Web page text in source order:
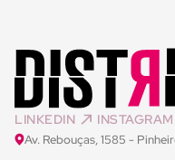
LINKEDIN INSTAGRAM
Av. Rebouças, 1585 -